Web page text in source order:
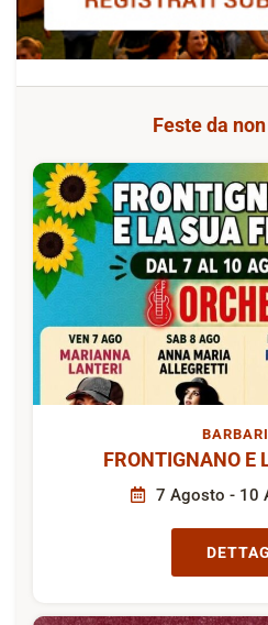
Feste da
FRONTIGNANO E
7 Agosto - 10